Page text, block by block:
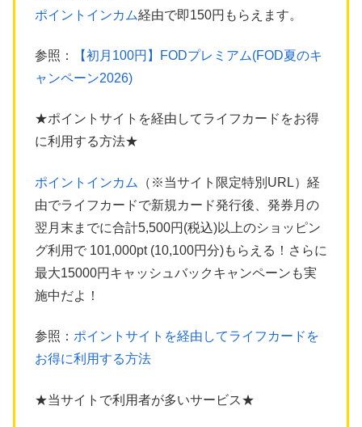
ポイントインカム経由で即150円もらえます。
参照：
【初月100円】FODプレミアム(FOD夏のキ
ャンペーン2026)
★ポイントサイトを経由してライフカードをお得
に利用する方法★
ポイントインカム
（※当サイト限定特別URL）経
由でライフカードで新規カード発行後、発券月の
翌月末までに合計5,500円(税込)以上のショッピン
グ利用で 101,000pt (10,100円分)もらえる！さらに
最大15000円キャッシュバックキャンペーンも実
施中だよ！
参照： ポイントサイトを経由してライフカードを
お得に利用する方法
★当サイトで利用者が多いサービス★